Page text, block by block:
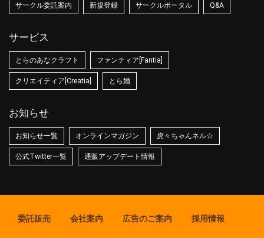
サークル委託案内 新規登録 サークルポータル Q&A
サービス
とらのあなクラフト ファンティア[Fantia]
クリエイティア[Creatia] とら婚
お知らせ
お知らせ一覧 オンラインマガジン 虎々ちゃんネル☆
公式Twitter一覧 通販アップデート情報
委託販売 会社案内 広告のご案内 採用情報